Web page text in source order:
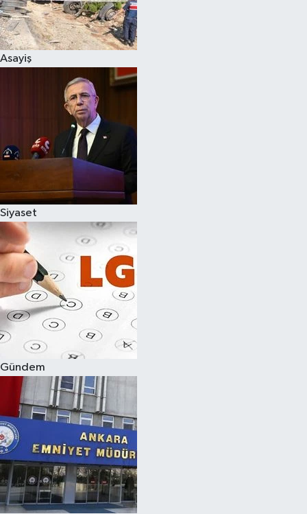
Asayiş
Siyaset
Gündem
Spor
Çocuk
Eğitim
Hava Durumu
Kadın
Kim kimdir?
Kültür Sanat
Sağlık
Siyaset
Teknoloji
Televizyon
Yaşam-Çevre